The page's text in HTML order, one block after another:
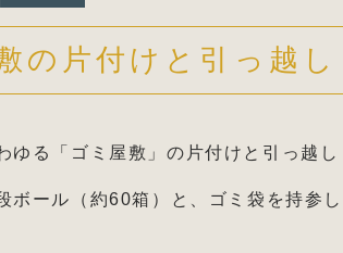
の片付けと引っ越し
ゆる「ゴミ屋敷」の片付けと引っ越
ボール（約60箱）と、ゴミ袋を持参